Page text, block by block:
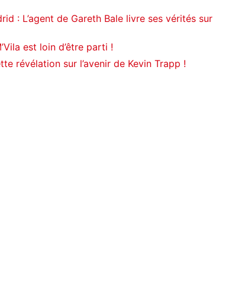
: L’agent de Gareth Bale livre ses vérités sur
est loin d’être parti !
révélation sur l’avenir de Kevin Trapp !